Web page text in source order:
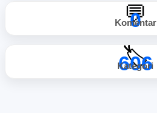
💬
0
Komentar
🏷️
606
Kategori